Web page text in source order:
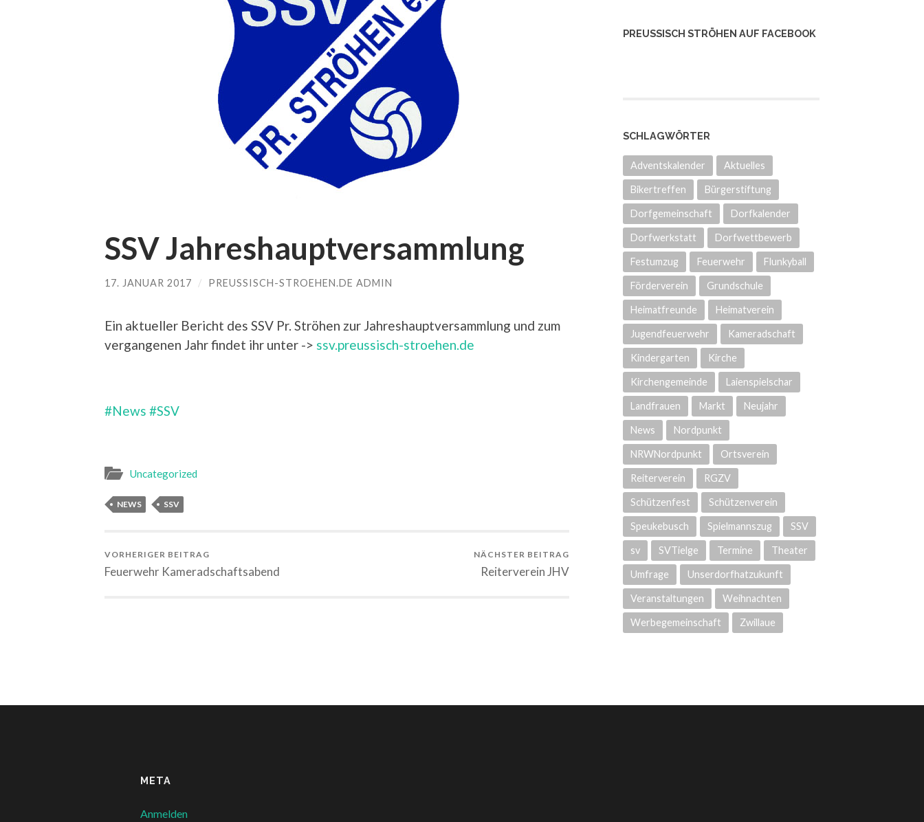
SSV Jahreshauptversammlung
17. JANUAR 2017 / PREUSSISCH-STROEHEN.DE ADMIN
Ein aktueller Bericht des SSV Pr. Ströhen zur Jahreshauptversammlung und zum
vergangenen Jahr findet ihr unter -> ssv.preussisch-stroehen.de
#News #SSV
Uncategorized
NEWS SSV
VORHERIGER BEITRAG
Feuerwehr Kameradschaftsabend
NÄCHSTER BEITRAG
Reiterverein JHV
PREUSSISCH STRÖHEN AUF FACEBOOK
SCHLAGWÖRTER
Adventskalender Aktuelles
Bikertreffen Bürgerstiftung
Dorfgemeinschaft Dorfkalender
Dorfwerkstatt Dorfwettbewerb
Festumzug Feuerwehr Flunkyball
Förderverein Grundschule
Heimatfreunde Heimatverein
Jugendfeuerwehr Kameradschaft
Kindergarten Kirche
Kirchengemeinde Laienspielschar
Landfrauen Markt Neujahr
News Nordpunkt
NRWNordpunkt Ortsverein
Reiterverein RGZV
Schützenfest Schützenverein
Speukebusch Spielmannszug SSV
sv SVTielge Termine Theater
Umfrage Unserdorfhatzukunft
Veranstaltungen Weihnachten
Werbegemeinschaft Zwillaue
META
Anmelden